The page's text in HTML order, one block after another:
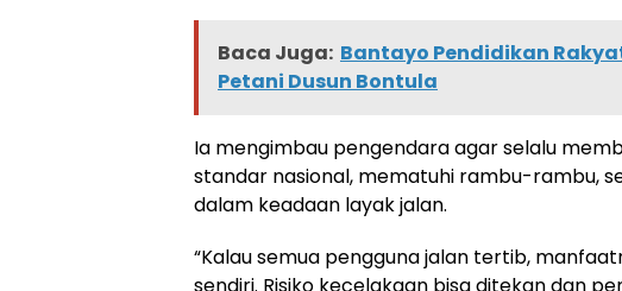
Baca Juga: Bantayo Pendidikan
Petani Dusun Bontula
Ia mengimbau pengendara agar selalu
standar nasional, mematuhi rambu-rambu,
dalam keadaan layak jalan.
“Kalau semua pengguna jalan tertib,